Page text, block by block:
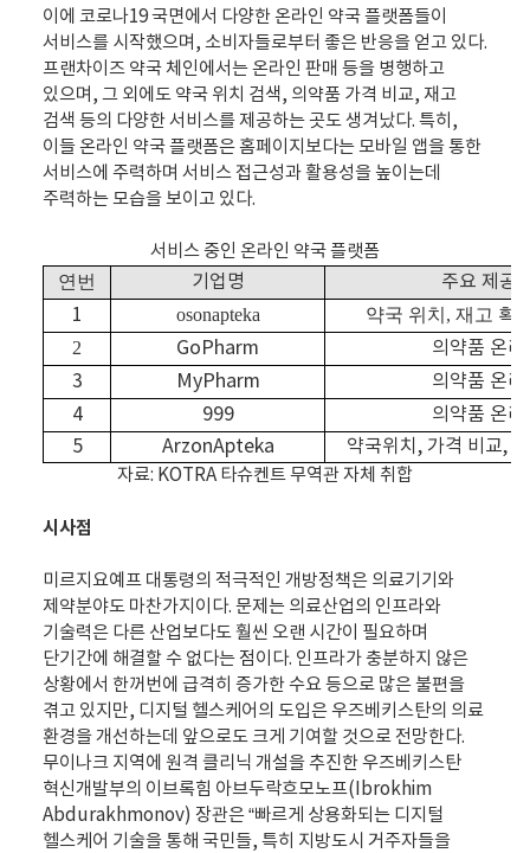
이에 코로나19 국면에서 다양한 온라인 약국 플랫폼들이
서비스를 시작했으며, 소비자들로부터 좋은 반응을 얻고 있다.
프랜차이즈 약국 체인에서는 온라인 판매 등을 병행하고
있으며, 그 외에도 약국 위치 검색, 의약품 가격 비교, 재고
검색 등의 다양한 서비스를 제공하는 곳도 생겨났다. 특히,
이들 온라인 약국 플랫폼은 홈페이지보다는 모바일 앱을 통한
서비스에 주력하며 서비스 접근성과 활용성을 높이는데
주력하는 모습을 보이고 있다.
서비스 중인 온라인 약국 플랫폼
연번
기업명
주요 제공
1
osonapteka 약국 위치 , 재고 확
2
GoPharm
의약품 온
3
MyPharm
의약품 온
4
999
의약품 온
5
ArzonApteka 약국위치 , 가격 비교,
자료: KOTRA 타슈켄트 무역관 자체 취합
시사점
미르지요예프 대통령의 적극적인 개방정책은 의료기기와
제약분야도 마찬가지이다. 문제는 의료산업의 인프라와
기술력은 다른 산업보다도 훨씬 오랜 시간이 필요하며
단기간에 해결할 수 없다는 점이다. 인프라가 충분하지 않은
상황에서 한꺼번에 급격히 증가한 수요 등으로 많은 불편을
겪고 있지만, 디지털 헬스케어의 도입은 우즈베키스탄의 의료
환경을 개선하는데 앞으로도 크게 기여할 것으로 전망한다.
무이나크 지역에 원격 클리닉 개설을 추진한 우즈베키스탄
혁신개발부의 이브록힘 아브두락흐모노프(Ibrokhim
Abdurakhmonov) 장관은 “빠르게 상용화되는 디지털
헬스케어 기술을 통해 국민들, 특히 지방도시 거주자들을